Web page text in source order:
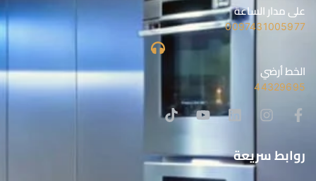
على مدار الساعة
0097431005977
الخط أرضي
44329695
روابط سريعة